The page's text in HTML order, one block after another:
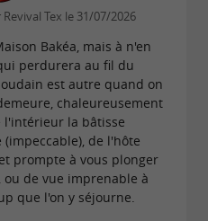
au soleil couchant, de
ou vous détendre en
tables de
100%
sur-Ciel
couple, entreamis
Tex le 31/07/2026
Bakéa, mais à n'en
perdurera au fil du
est autre quand on
chaleureusement
l'intérieur la bâtisse
de l'hôte
prompte à vous plonger
de vue imprenable à
que l'on y séjourne.